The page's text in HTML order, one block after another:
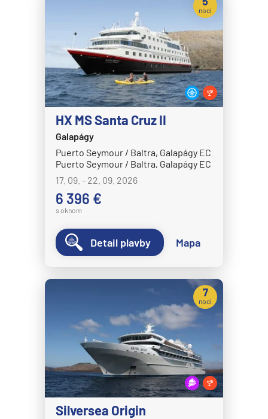
MSC Grandiosa
MSC Lirica
MSC Magnifica
MSC Meraviglia
MSC Musica
MSC Opera
MSC Orchestra
MSC Poesia
MSC Preziosa
MSC Seashore
MSC Splendida
MSC Virtuosa
MSC World America
MSC World Asia
MSC World Atlantic
HX MS Santa Cruz II
Galapágy
Puerto Seymour / Baltra, Galapágy EC
Puerto Seymour / Baltra, Galapágy EC
17. 09. - 22. 09. 2026
6 396 €
s oknom
nocí
Detail plavby Mapa
Silversea Origin
7
nocí